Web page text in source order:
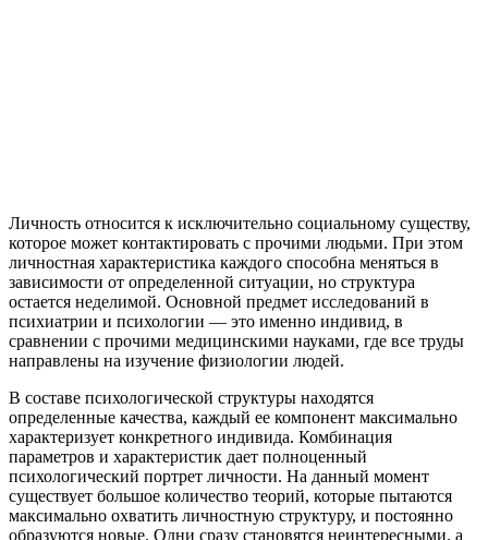
Личность относится к исключительно социальному существу,
которое может контактировать с прочими людьми. При этом
личностная характеристика каждого способна меняться в
зависимости от определенной ситуации, но структура
остается неделимой. Основной предмет исследований в
психиатрии и психологии — это именно индивид, в
сравнении с прочими медицинскими науками, где все труды
направлены на изучение физиологии людей.
В составе психологической структуры находятся
определенные качества, каждый ее компонент максимально
характеризует конкретного индивида. Комбинация
параметров и характеристик дает полноценный
психологический портрет личности. На данный момент
существует большое количество теорий, которые пытаются
максимально охватить личностную структуру, и постоянно
образуются новые. Одни сразу становятся неинтересными, а